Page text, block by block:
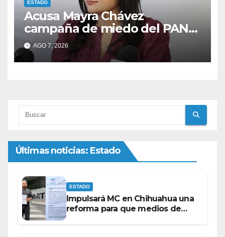
ESTADO
Acusa Mayra Chávez
campaña de miedo del PAN
con espectaculares contra
Morena
AGO 7, 2026
Últimas noticias: Estado
ESTADO
Impulsará MC en Chihuahua una
reforma para que medios de